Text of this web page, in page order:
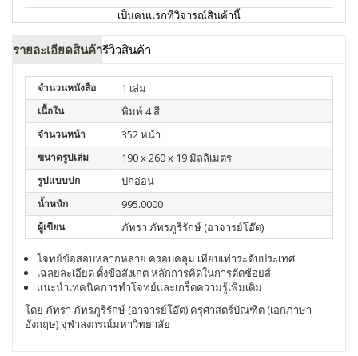
เป็นคนแรกที่วิจารณ์สินค้านี้
รายละเอียดสินค้ารีวิวสินค้า
จำนวนหนังสือ 1 เล่ม
เนื้อใน พิมพ์ 4 สี
จำนวนหน้า 352 หน้า
ขนาดรูปเล่ม 190 x 260 x 19 มิลลิเมตร
รูปแบบปก ปกอ่อน
น้ำหนัก 995.0000
ผู้เขียน ภัทรา ภัทรภูรีรักษ์ (อาจารย์โอ๊ต)
โจทย์ข้อสอบหลากหลาย ครอบคลุม เทียบเท่าระดับประเทศ
เฉลยละเอียด ตั้งข้อสังเกต หลักการคิดในการตัดช้อยส์
แนะนำเทคนิคการทำโจทย์และเกร็ดความรู้เพิ่มเติม
โดย ภัทรา ภัทรภูรีรักษ์ (อาจารย์โอ๊ต) ครุศาสตร์บัณฑิต (เอกภาษา
อังกฤษ) จุฬาลงกรณ์มหาวิทยาลัย